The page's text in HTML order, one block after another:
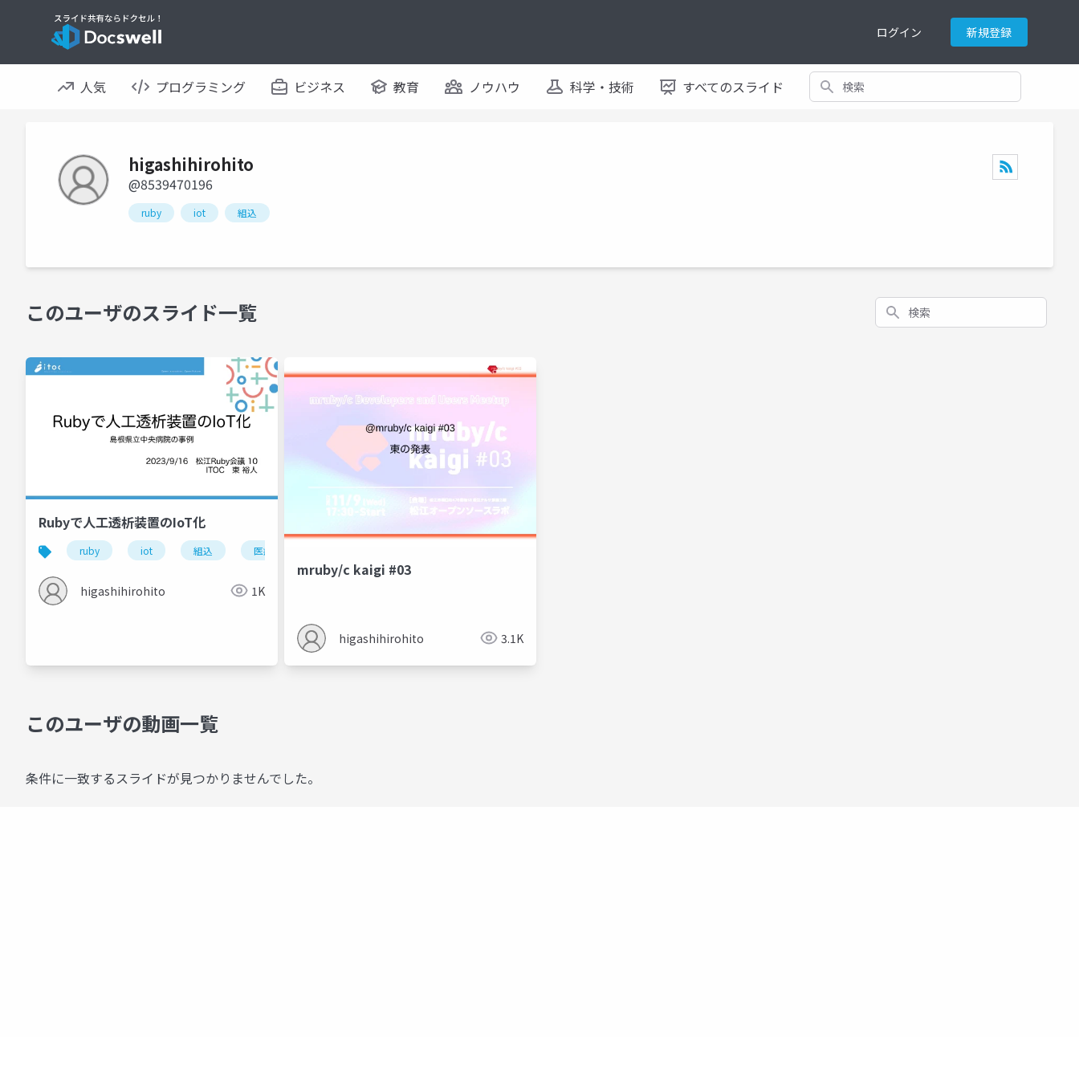
ログイン 新規登録
人気 プログラミング ビジネス 教育 ノウハウ 科学・技術 すべてのスライド 検索
higashihirohito
@8539470196
ruby iot 組込
このユーザのスライド一覧 検索
Rubyで人工透析装置のIoT化
ruby iot 組込 医療
higashihirohito 1K
mruby/c kaigi #03
higashihirohito 3.1K
このユーザの動画一覧
条件に一致するスライドが見つかりませんでした。